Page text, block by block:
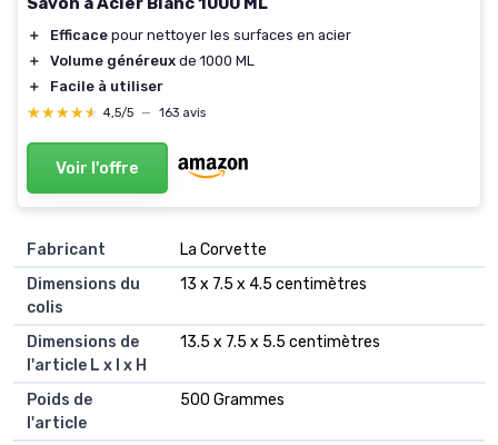
＋ Efficace pour nettoyer les surfaces en acier
＋
Volume généreux de 1000 ML
＋
Facile à utiliser
★★★★★
★★★★★ 4,5/5 — 163 avis
Voir l'offre
Fabricant
‎La Corvette
Dimensions du
colis
‎13 x 7.5 x 4.5 centimètres
Dimensions de
l'article L x l x H
‎13.5 x 7.5 x 5.5 centimètres
Poids de
l'article
‎500 Grammes